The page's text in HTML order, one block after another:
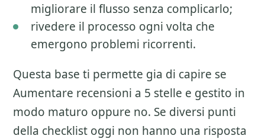
migliorare il flusso senza complicarlo;
rivedere il processo ogni volta che
emergono problemi ricorrenti.
Questa base ti permette gia di capire se
Aumentare recensioni a 5 stelle e gestito in
modo maturo oppure no. Se diversi punti
della checklist oggi non hanno una risposta